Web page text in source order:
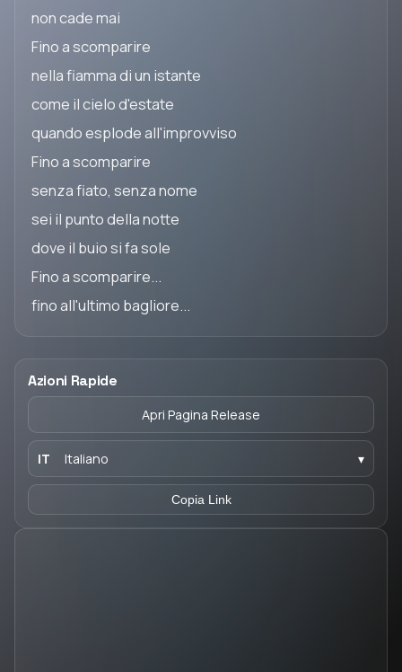
Azioni Rapide
Apri Pagina Release
IT Italiano ▾
Copia Link
non cade mai
Fino a scomparire
nella fiamma di un istante
come il cielo d'estate
quando esplode all'improvviso
Fino a scomparire
senza fiato, senza nome
sei il punto della notte
dove il buio si fa sole
Fino a scomparire...
fino all'ultimo bagliore...